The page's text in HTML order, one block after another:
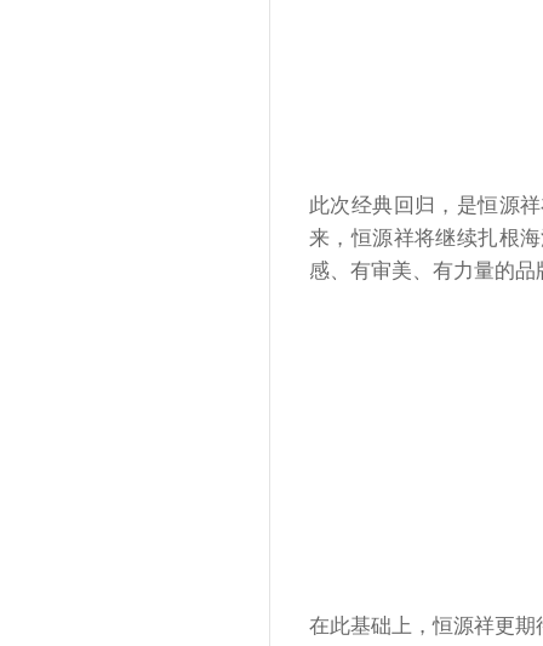
此次经典回归，是恒源
来，恒源祥将继续扎根
感、有审美、有力量的
在此基础上，恒源祥更